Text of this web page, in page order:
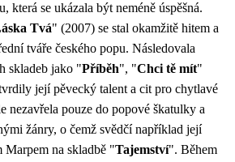
která se ukázala být neméně úspěšná.
Tvá" (2007) se stal okamžitě hitem a
tváře českého popu. Následovala
skladeb jako "Příběh", "Chci tě mít"
její pěvecký talent a cit pro chytlavé
nezavřela pouze do popové škatulky a
žánry, o čemž svědčí například její
Marpem na skladbě "Tajemství". Během